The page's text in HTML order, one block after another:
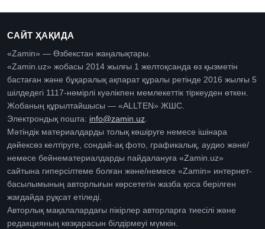
САЙТ ҲАҚИДА
«Zamin» — Өзбекстан жаңалықтары.
«Zamin.uz» жобасы 2014 жылғы 1 желтоқсанда өз қызметін
бастаған және бұқаралық ақпарат құралы ретінде 2016 жылғы 5
шілдедегі 1117-нөмірлі куәлікпен мемлекеттік тіркеуден өткен.
Жобаның құрылтайшысы — «ALLTEN» ЖШС.
Электрондық пошта: info@zamin.uz.
Мәтіндік материалдарды толық көшіруге немесе ішінара
дәйексөз келтіруге, сондай-ақ фото, графикалық, аудио және/
немесе бейнематериалдарды пайдалануға «Zamin.uz»
сайтына гиперсілтеме болған және/немесе «Zamin» интернет-
басылымының авторлығын көрсететін жазба қоса берілген
жағдайда рұқсат етіледі.
Авторлық мақалалардағы пікірлер авторларға тиесілі және
редакцияның көзқарасын білдірмеуі мүмкін.